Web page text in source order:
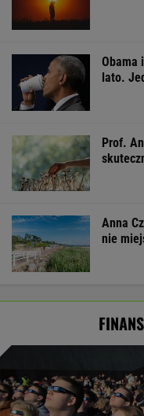
Obama
lato.
Prof.
Anna
nie